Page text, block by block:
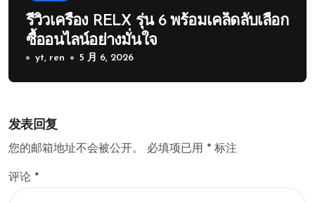
รีวิวเครื่อง RELX รุ่น 6 พร้อมเคล็ดลับเลือก
ซื้ออนไลน์อย่างมั่นใจ
yt, ren 5 月 6, 2026
发表回复
您的邮箱地址不会被公开。 必填项已用 * 标注
评论 *